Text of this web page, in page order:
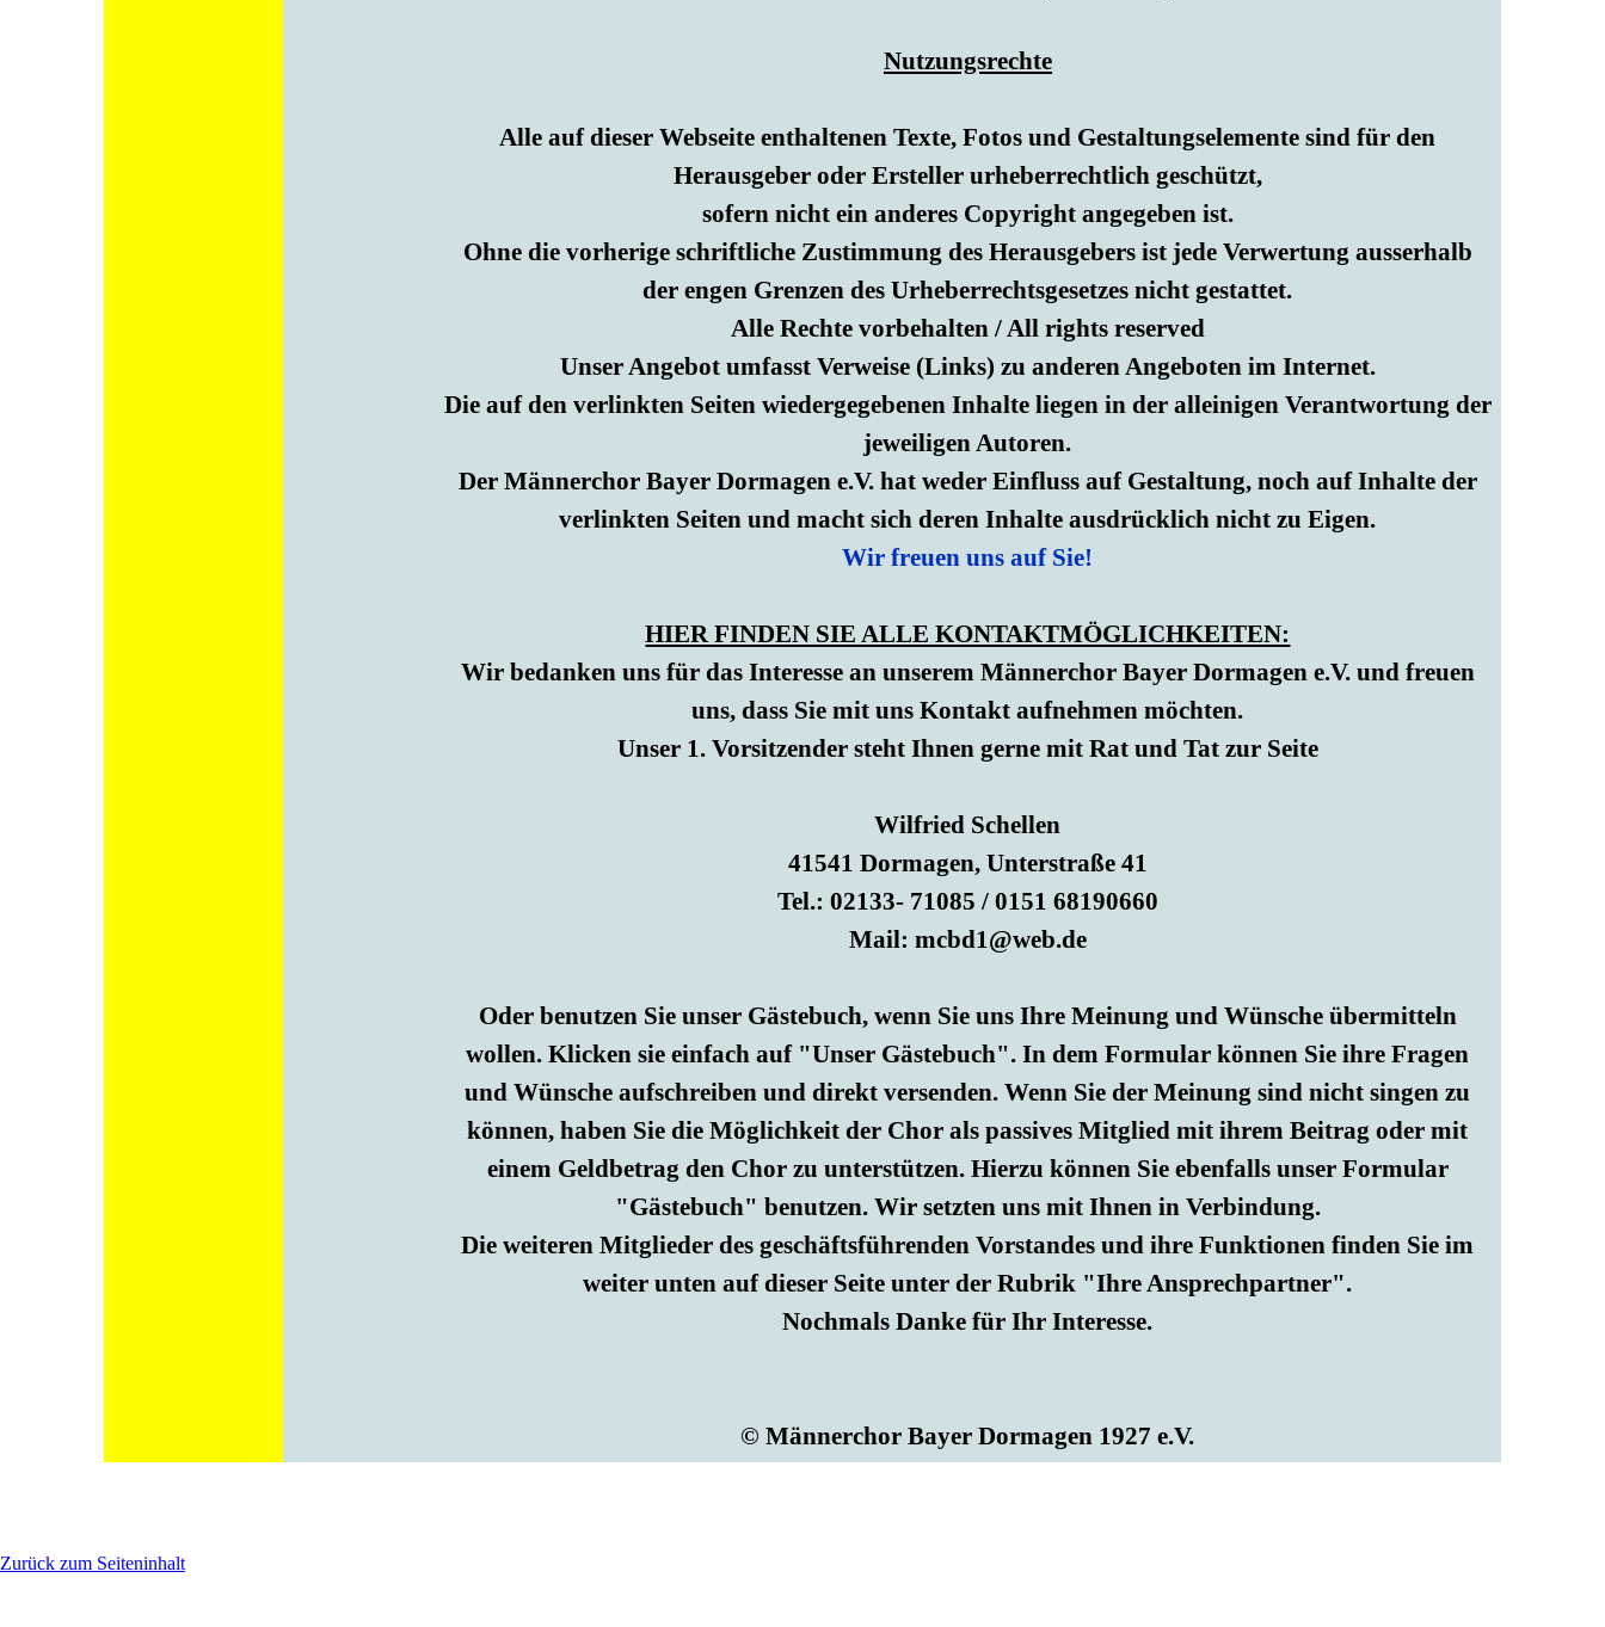
Nutzungsrechte
Alle auf dieser Webseite enthaltenen Texte, Fotos und Gestaltungselemente sind für den
Herausgeber oder Ersteller urheberrechtlich geschützt,
sofern nicht ein anderes Copyright angegeben ist.
Ohne die vorherige schriftliche Zustimmung des Herausgebers ist jede Verwertung ausserhalb
der engen Grenzen des Urheberrechtsgesetzes nicht gestattet.
Alle Rechte vorbehalten / All rights reserved
Unser Angebot umfasst Verweise (Links) zu anderen Angeboten im Internet.
Die auf den verlinkten Seiten wiedergegebenen Inhalte liegen in der alleinigen Verantwortung der
jeweiligen Autoren.
Der Männerchor Bayer Dormagen e.V. hat weder Einfluss auf Gestaltung, noch auf Inhalte der
verlinkten Seiten und macht sich deren Inhalte ausdrücklich nicht zu Eigen.
Wir freuen uns auf Sie!
HIER FINDEN SIE ALLE KONTAKTMÖGLICHKEITEN:
Wir bedanken uns für das Interesse an unserem Männerchor Bayer Dormagen e.V. und freuen
uns, dass Sie mit uns Kontakt aufnehmen möchten.
Unser 1. Vorsitzender steht Ihnen gerne mit Rat und Tat zur Seite
Wilfried Schellen
41541 Dormagen, Unterstraße 41
Tel.: 02133- 71085 / 0151 68190660
Mail: mcbd1@web.de
Oder benutzen Sie unser Gästebuch, wenn Sie uns Ihre Meinung und Wünsche übermitteln
wollen. Klicken sie einfach auf "Unser Gästebuch". In dem Formular können Sie ihre Fragen
und Wünsche aufschreiben und direkt versenden. Wenn Sie der Meinung sind nicht singen zu
können, haben Sie die Möglichkeit der Chor als passives Mitglied mit ihrem Beitrag oder mit
einem Geldbetrag den Chor zu unterstützen. Hierzu können Sie ebenfalls unser Formular
"Gästebuch" benutzen. Wir setzten uns mit Ihnen in Verbindung.
Die weiteren Mitglieder des geschäftsführenden Vorstandes und ihre Funktionen finden Sie im
weiter unten auf dieser Seite unter der Rubrik "Ihre Ansprechpartner".
Nochmals Danke für Ihr Interesse.
© Männerchor Bayer Dormagen 1927 e.V.
Zurück zum Seiteninhalt